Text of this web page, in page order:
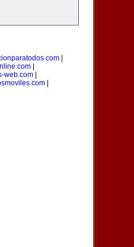
|
|
web.com